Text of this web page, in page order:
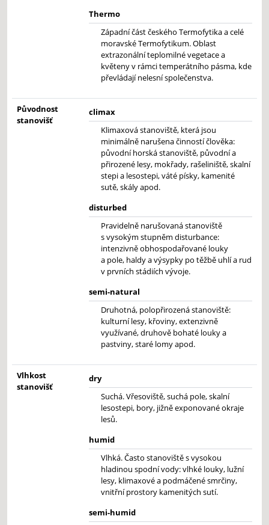
Thermo
Západní část českého Termofytika a celé
moravské Termofytikum. Oblast
extrazonální teplomilné vegetace a
květeny v rámci temperátního pásma, kde
převládají nelesní společenstva.
Původnost
stanovišť
climax
Klimaxová stanoviště, která jsou
minimálně narušena činností člověka:
původní horská stanoviště, původní a
přirozené lesy, mokřady, rašeliniště, skalní
stepi a lesostepi, váté písky, kamenité
sutě, skály apod.
disturbed
Pravidelně narušovaná stanoviště
s vysokým stupněm disturbance:
intenzivně obhospodařované louky
a pole, haldy a výsypky po těžbě uhlí a rud
v prvních stádiích vývoje.
semi-natural
Druhotná, polopřirozená stanoviště:
kulturní lesy, křoviny, extenzivně
využívané, druhově bohaté louky a
pastviny, staré lomy apod.
Vlhkost
stanovišť
dry
Suchá. Vřesoviště, suchá pole, skalní
lesostepi, bory, jižně exponované okraje
lesů.
humid
Vlhká. Často stanoviště s vysokou
hladinou spodní vody: vlhké louky, lužní
lesy, klimaxové a podmáčené smrčiny,
vnitřní prostory kamenitých sutí.
semi-humid